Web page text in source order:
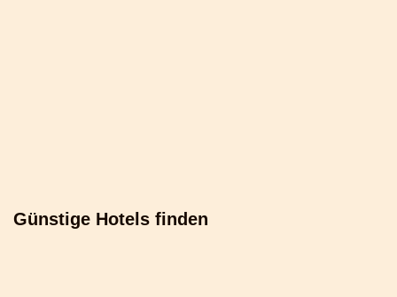
Günstige Hotels finden